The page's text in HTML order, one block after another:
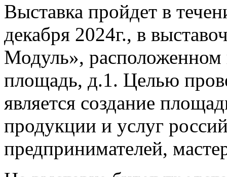
Выставка пройдет в
декабря 2024г., в
Модуль»,
площадь, д.1. Целью
является создание
продукции и услуг
предпринимателей,